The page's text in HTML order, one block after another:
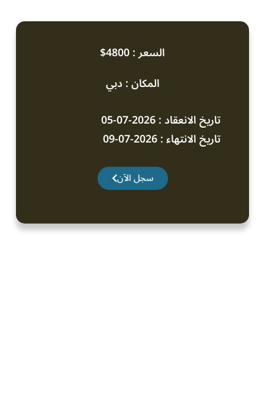
السعر : 4800$
المكان : دبي
تاريخ الانعقاد : 2026-07-05
تاريخ الانتهاء : 2026-07-09
سجل الآن